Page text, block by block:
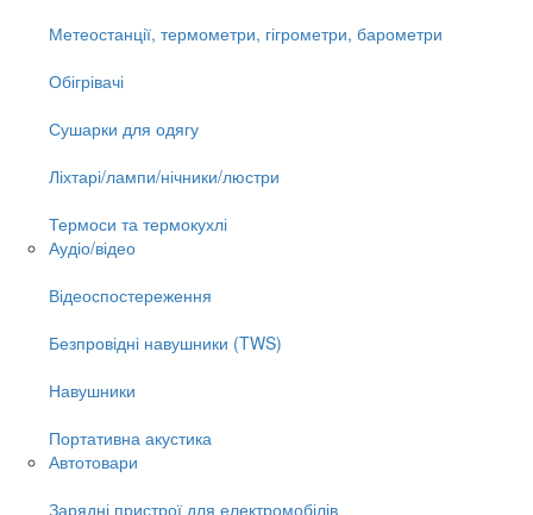
Метеостанції, термометри, гігрометри, барометри
Обігрівачі
Сушарки для одягу
Ліхтарі/лампи/нічники/люстри
Термоси та термокухлі
Аудіо/відео
Відеоспостереження
Безпровідні навушники (TWS)
Навушники
Портативна акустика
Автотовари
Зарядні пристрої для електромобілів